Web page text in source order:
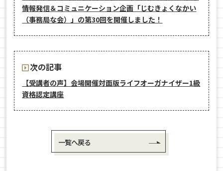
情報発信＆コミュニケーション企画「じむきょくなかい
（事務局な会）」の第30回を開催しました！
次の記事
【受講者の声】会場開催対面版ライフオーガナイザー1級
資格認定講座
一覧へ戻る